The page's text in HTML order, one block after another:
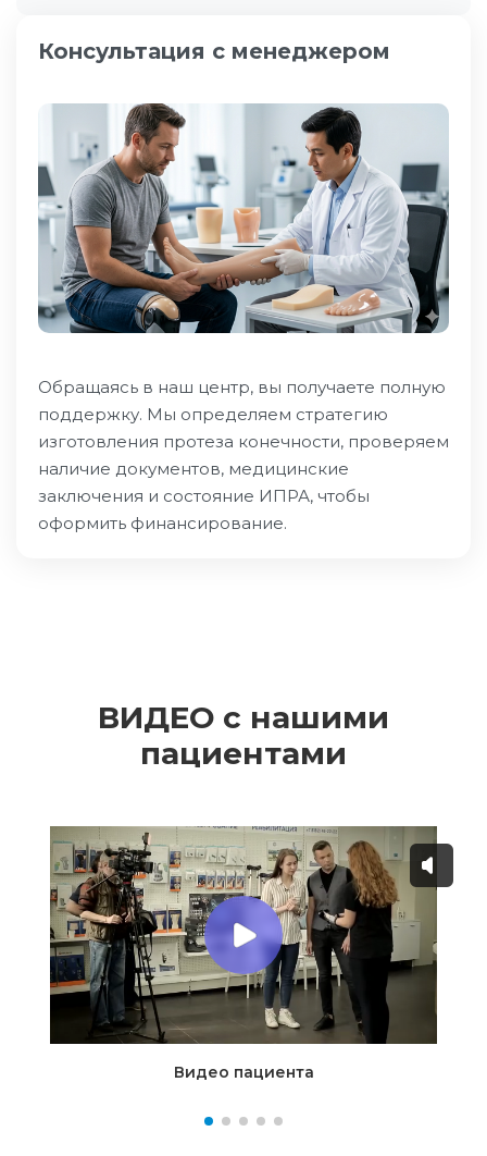
Консультация с менеджером
Обращаясь в наш центр, вы получаете полную
поддержку. Мы определяем стратегию
изготовления протеза конечности, проверяем
наличие документов, медицинские
заключения и состояние ИПРА, чтобы
оформить финансирование.
ВИДЕО с нашими
пациентами
Видео пациента